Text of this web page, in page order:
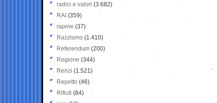
radici e valori (3.682)
RAI (359)
rapine (37)
Razzismo (1.410)
Referendum (200)
Regione (344)
Renzi (1.521)
Repetto (46)
Rifiuti (84)